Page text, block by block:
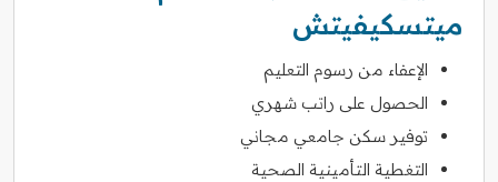
ميتسكيفيتش
الإعفاء من رسوم التعليم
الحصول على راتب شهري
توفير سكن جامعي مجاني
التغطية التأمينية الصحية